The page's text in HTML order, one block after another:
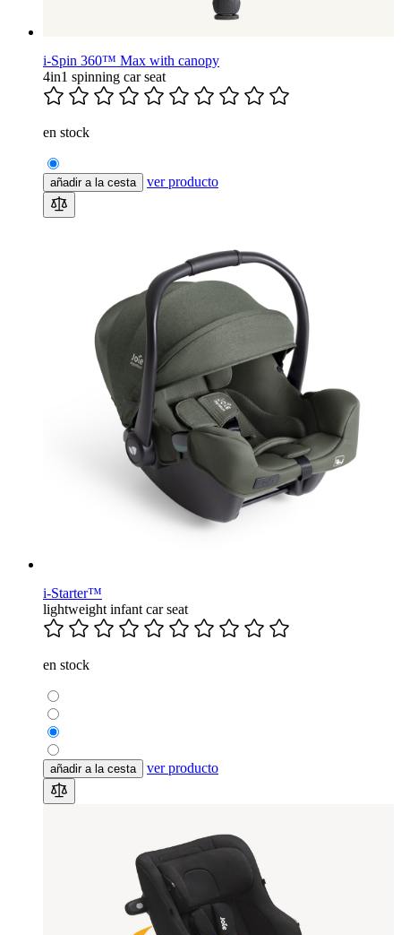
i-Spin 360™ Max with canopy
4in1 spinning car seat
en stock
añadir a la cesta ver producto
i-Starter™
lightweight infant car seat
en stock
añadir a la cesta ver producto